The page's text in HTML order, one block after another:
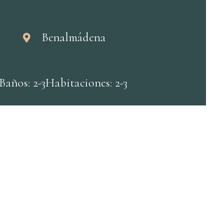
Benalmádena
Baños: 2-3Habitaciones: 2-3